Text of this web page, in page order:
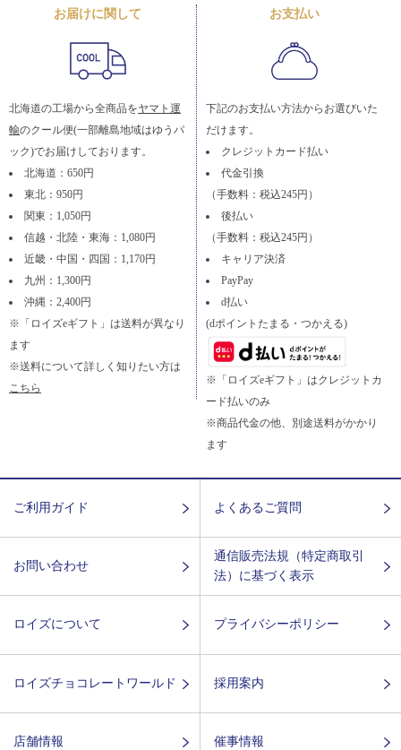
お届けに関して
北海道の工場から全商品をヤマト運
輸のクール便(一部離島地域はゆうパ
ック)でお届けしております。
北海道：650円
東北：950円
関東：1,050円
信越・北陸・東海：1,080円
近畿・中国・四国：1,170円
九州：1,300円
沖縄：2,400円
※「ロイズeギフト」は送料が異なり
ます
※送料について詳しく知りたい方は
こちら
お支払い
下記のお支払い方法からお選びいた
だけます。
クレジットカード払い
代金引換
（手数料：税込245円）
後払い
（手数料：税込245円）
キャリア決済
PayPay
d払い
(dポイントたまる・つかえる)
※「ロイズeギフト」はクレジットカ
ード払いのみ
※商品代金の他、別途送料がかかり
ます
ご利用ガイド よくあるご質問
お問い合わせ
通信販売法規（特定商取引
法）に基づく表示
ロイズについて プライバシーポリシー
ロイズチョコレートワールド 採用案内
店舗情報 催事情報